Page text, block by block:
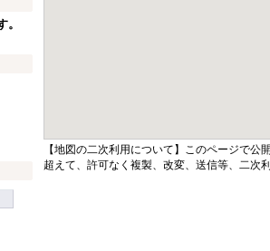
【地図の二次利用について】このページで
超えて、許可なく複製、改変、送信等、二次